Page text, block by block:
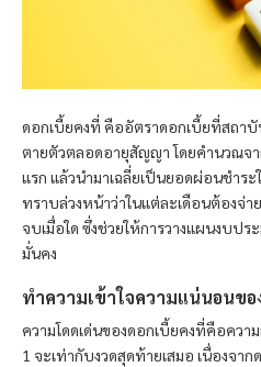
ดอกเบี้ยคงที่ คืออัตราดอกเบี้ยที่สถาบั
ตายตัวตลอดอายุสัญญา โดยคำนวณจ
แรก แล้วนำมาเฉลี่ยเป็นยอดผ่อนชำร
ทราบล่วงหน้าว่าในแต่ละเดือนต้องจ่า
จบเมื่อใด ซึ่งช่วยให้การวางแผนงบป
มั่นคง
ทำความเข้าใจความแน่นอนข
ความโดดเด่นของดอกเบี้ยคงที่คือควา
1 จะเท่ากับงวดสุดท้ายเสมอ เนื่องจา